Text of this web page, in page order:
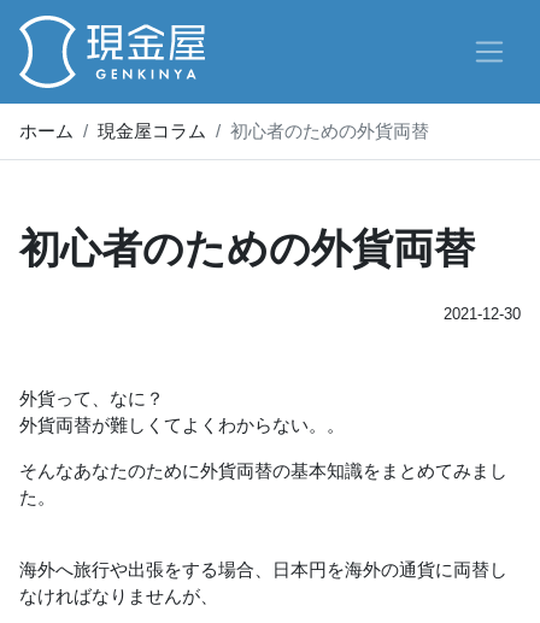
ホーム 現金屋コラム 初心者のための外貨両替
初心者のための外貨両替
2021-12-30
外貨って、なに？
外貨両替が難しくてよくわからない。。
そんなあなたのために外貨両替の基本知識をまとめてみまし
た。
海外へ旅行や出張をする場合、日本円を海外の通貨に両替し
なければなりませんが、